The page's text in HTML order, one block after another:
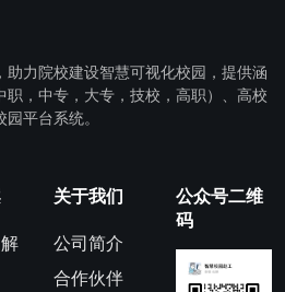
力院校建设智慧可视化校园，提供涵
，中专，大专，技校，高职）、高校
平台系统。
关于我们
公司简介
合作伙伴
公众号二维
码